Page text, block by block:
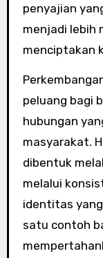
penyajian
menjadi lebih
menciptakan
peluang bagi
hubungan
masyarakat.
dibentuk
melalui
identitas
satu contoh